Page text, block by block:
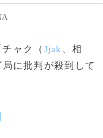
ャク（ Jjak
、相
に批判が殺到して